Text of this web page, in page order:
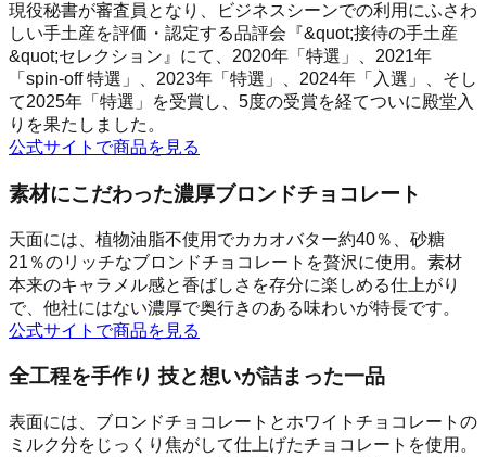
現役秘書が審査員となり、ビジネスシーンでの利用にふさわ
しい手土産を評価・認定する品評会『&quot;接待の手土産
&quot;セレクション』にて、2020年「特選」、2021年
「spin-off 特選」、2023年「特選」、2024年「入選」、そし
て2025年「特選」を受賞し、5度の受賞を経てついに殿堂入
りを果たしました。
公式サイトで商品を見る
素材にこだわった濃厚ブロンドチョコレート
天面には、植物油脂不使用でカカオバター約40％、砂糖
21％のリッチなブロンドチョコレートを贅沢に使用。 ​​​​​​​素材
本来のキャラメル感と香ばしさを存分に楽しめる仕上がり
で、他社にはない濃厚で奥行きのある味わいが特長です。
公式サイトで商品を見る
全工程を手作り 技と想いが詰まった一品
表面には、ブロンドチョコレートとホワイトチョコレートの
ミルク分をじっくり焦がして仕上げたチョコレートを使用。